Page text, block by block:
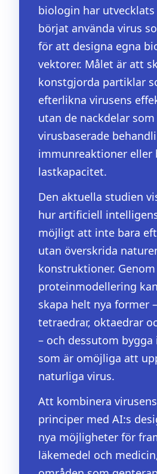
biologin har
börjat använda virus
för att designa egna
vektorer. Målet är att
konstgjorda partiklar
efterlikna virusens
utan de nackdelar
virusbaserade
immunreaktioner eller
lastkapacitet.
Den aktuella studien
hur artificiell
möjligt att inte bara
utan överskrida
konstruktioner.
proteinmodellering
skapa helt nya former
tetraedrar, oktaedrar
– och dessutom
som är omöjliga att
naturliga virus.
Att kombinera
principer med AI:s
nya möjligheter för
läkemedel och